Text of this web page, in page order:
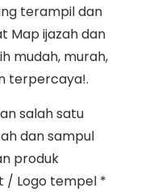
terampil dan
Map ijazah dan
mudah, murah,
terpercaya!.
salah satu
dan sampul
produk
/ Logo tempel *